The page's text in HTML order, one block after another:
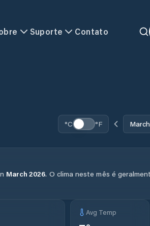
Suporte Contato
°C °F March
March 2026. O clima neste mês é
Avg Temp